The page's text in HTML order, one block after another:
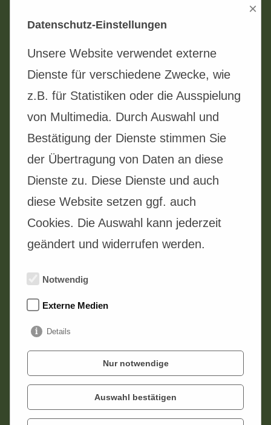
gewünschte Abreise
Anzahl Personen
Ihre Nachricht
Bitte nicht ausfüllen.Datenschutzbestimmungen
gelesen
und akzeptiere diese!
Datenschutz-Einstellungen
×
Unsere Website verwendet externe
Dienste für verschiedene Zwecke, wie
z.B. für Statistiken oder die Ausspielung
von Multimedia. Durch Auswahl und
Bestätigung der Dienste stimmen Sie
der Übertragung von Daten an diese
Dienste zu. Diese Dienste und auch
diese Website setzen ggf. auch
Cookies. Die Auswahl kann jederzeit
geändert und widerrufen werden.
Notwendig
Externe Medien
Details
Nur notwendige
Auswahl bestätigen